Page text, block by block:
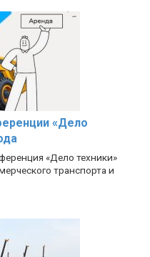
«Дело
«Дело техники»
транспорта и